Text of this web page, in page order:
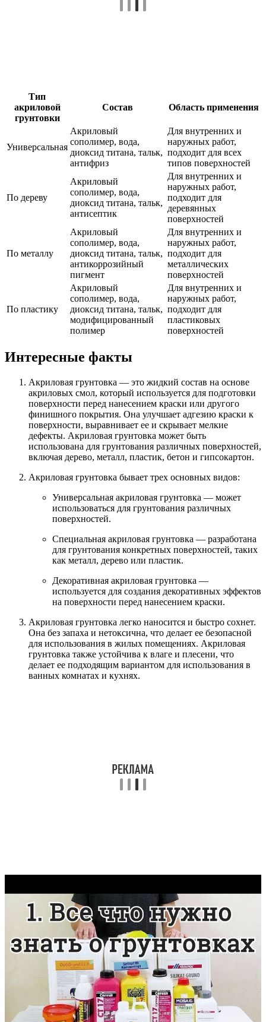
Тип
акриловой
грунтовки
Состав Область применения
Универсальная
Акриловый
сополимер, вода,
диоксид титана, тальк,
антифриз
Для внутренних и
наружных работ,
подходит для всех
типов поверхностей
По дереву
Акриловый
сополимер, вода,
диоксид титана, тальк,
антисептик
Для внутренних и
наружных работ,
подходит для
деревянных
поверхностей
По металлу
Акриловый
сополимер, вода,
диоксид титана, тальк,
антикоррозийный
пигмент
Для внутренних и
наружных работ,
подходит для
металлических
поверхностей
По пластику
Акриловый
сополимер, вода,
диоксид титана, тальк,
модифицированный
полимер
Для внутренних и
наружных работ,
подходит для
пластиковых
поверхностей
Интересные факты
Акриловая грунтовка — это жидкий состав на основе
акриловых смол, который используется для подготовки
поверхности перед нанесением краски или другого
финишного покрытия. Она улучшает адгезию краски к
поверхности, выравнивает ее и скрывает мелкие
дефекты. Акриловая грунтовка может быть
использована для грунтования различных поверхностей,
включая дерево, металл, пластик, бетон и гипсокартон.
Акриловая грунтовка бывает трех основных видов:
Универсальная акриловая грунтовка — может
использоваться для грунтования различных
поверхностей.
Специальная акриловая грунтовка — разработана
для грунтования конкретных поверхностей, таких
как металл, дерево или пластик.
Декоративная акриловая грунтовка —
используется для создания декоративных эффектов
на поверхности перед нанесением краски.
Акриловая грунтовка легко наносится и быстро сохнет.
Она без запаха и нетоксична, что делает ее безопасной
для использования в жилых помещениях. Акриловая
грунтовка также устойчива к влаге и плесени, что
делает ее подходящим вариантом для использования в
ванных комнатах и кухнях.